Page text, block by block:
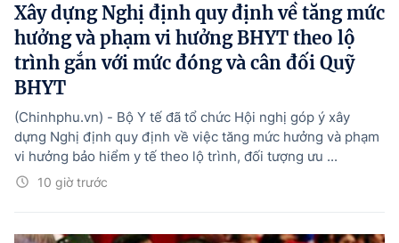
Xây dựng Nghị định quy định về tăng mức
hưởng và phạm vi hưởng BHYT theo lộ
trình gắn với mức đóng và cân đối Quỹ
BHYT
10 giờ trước
(Chinhphu.vn) - Bộ Y tế đã tổ chức Hội nghị góp ý xây
dựng Nghị định quy định về việc tăng mức hưởng và phạm
vi hưởng bảo hiểm y tế theo lộ trình, đối tượng ưu ...